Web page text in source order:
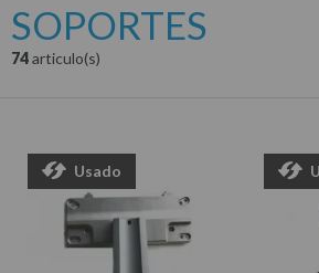
SOPORTES
74articulo(s)
Usado